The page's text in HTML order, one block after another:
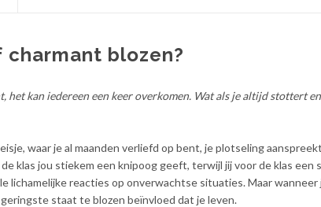
blozen?
het kan iedereen een keer overkomen. Wat als je altijd stottert
waar je al maanden verliefd op bent, je plotseling
klas jou stiekem een knipoog geeft, terwijl jij voor de klas een
lichamelijke reacties op onverwachtse situaties. Maar wanneer
staat te blozen beïnvloed dat je leven.